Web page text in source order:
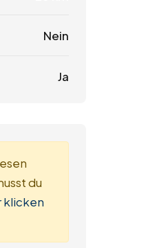
Nein
Ja
du
klicken